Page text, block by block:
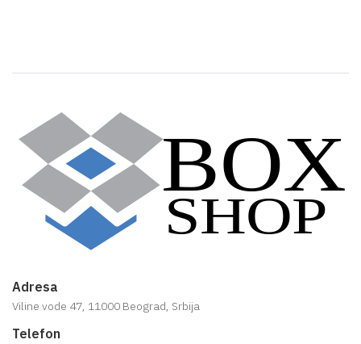
Adresa
Viline vode 47, 11000 Beograd, Srbija
Telefon